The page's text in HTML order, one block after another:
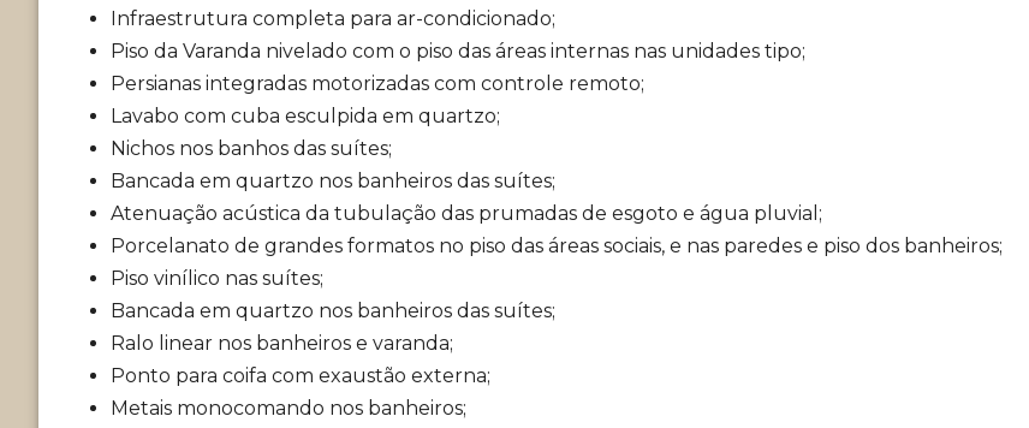
Infraestrutura completa para ar-condicionado;
Piso da Varanda nivelado com o piso das áreas internas nas unidades tipo;
Persianas integradas motorizadas com controle remoto;
Lavabo com cuba esculpida em quartzo;
Nichos nos banhos das suítes;
Bancada em quartzo nos banheiros das suítes;
Atenuação acústica da tubulação das prumadas de esgoto e água pluvial;
Porcelanato de grandes formatos no piso das áreas sociais, e nas paredes e piso dos banheiros;
Piso vinílico nas suítes;
Bancada em quartzo nos banheiros das suítes;
Ralo linear nos banheiros e varanda;
Ponto para coifa com exaustão externa;
Metais monocomando nos banheiros;